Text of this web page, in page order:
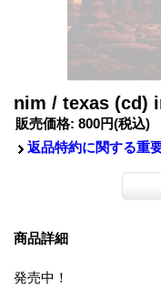
nim / texas (cd)
販売価格: 800円(税込)
返品特約に関する重
商品詳細
発売中！